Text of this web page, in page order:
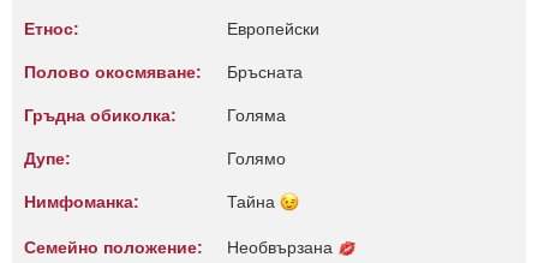
Етнос: Европейски
Полово окосмяване: Бръсната
Гръдна обиколка: Голяма
Дупе: Голямо
Нимфоманка: Тайна
Семейно положение: Необвързана